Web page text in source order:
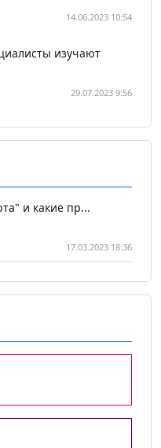
14.06.2023 10:54
изучают
29.07.2023 9:56
и какие пр...
17.03.2023 18:36